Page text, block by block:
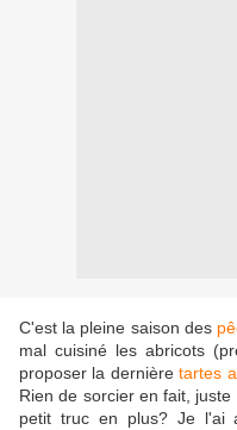
C'est la pleine saison des
mal cuisiné les abricots
proposer la dernièretartes
Rien de sorcier en fait, juste
petit truc en plus? Je l'ai